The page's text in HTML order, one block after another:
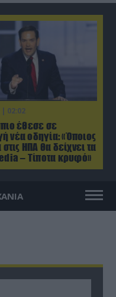
| 02:02
έθεσε σε
νέα οδηγία: «Όποιος
στις ΗΠΑ θα δείχνει τα
– Τίποτα κρυφό»